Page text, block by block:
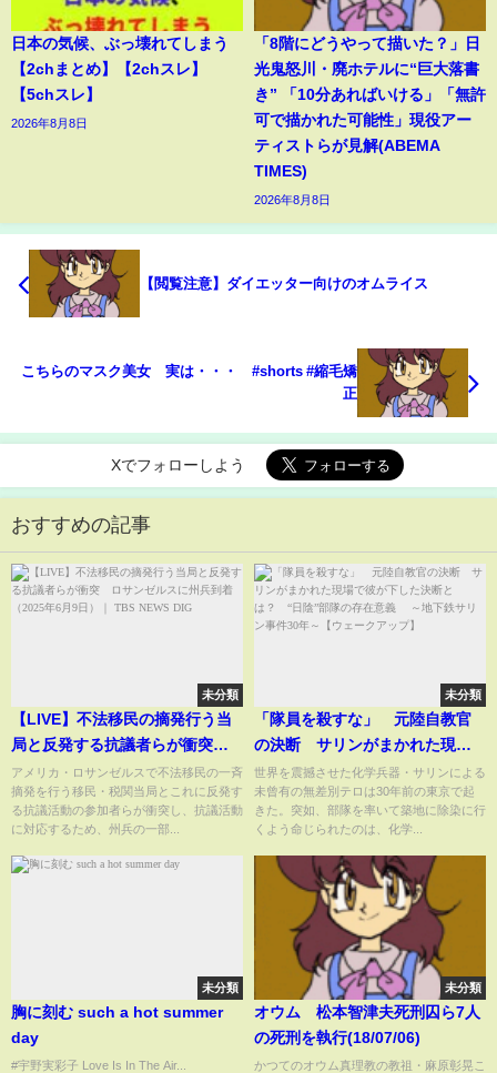
日本の気候、ぶっ壊れてしまう
【2chまとめ】【2chスレ】
【5chスレ】
2026年8月8日
「8階にどうやって描いた？」日
光鬼怒川・廃ホテルに“巨大落書
き” 「10分あればいける」「無許
可で描かれた可能性」現役アー
ティストらが見解(ABEMA
TIMES)
2026年8月8日
【閲覧注意】ダイエッター向けのオムライス
こちらのマスク美女 実は・・・ #shorts #縮毛矯
正
Xでフォローしよう
おすすめの記事
未分類
【LIVE】不法移民の摘発行う当
局と反発する抗議者らが衝突
ロサンゼルスに州兵到着（2025
年6月9日）｜ TBS NEWS DIG
アメリカ・ロサンゼルスで不法移民の一斉
摘発を行う移民・税関当局とこれに反発す
る抗議活動の参加者らが衝突し、抗議活動
に対応するため、州兵の一部...
未分類
「隊員を殺すな」 元陸自教官
の決断 サリンがまかれた現場
で彼が下した決断とは？ “日
陰”部隊の存在意義 ～地下鉄サ
リン事件30年～【ウェークアッ
世界を震撼させた化学兵器・サリンによる
未曾有の無差別テロは30年前の東京で起
きた。突如、部隊を率いて築地に除染に行
くよう命じられたのは、化学...
未分類
胸に刻む such a hot summer
day
#宇野実彩子 Love Is In The Air...
未分類
オウム 松本智津夫死刑囚ら7人
の死刑を執行(18/07/06)
かつてのオウム真理教の教祖・麻原彰晃こ